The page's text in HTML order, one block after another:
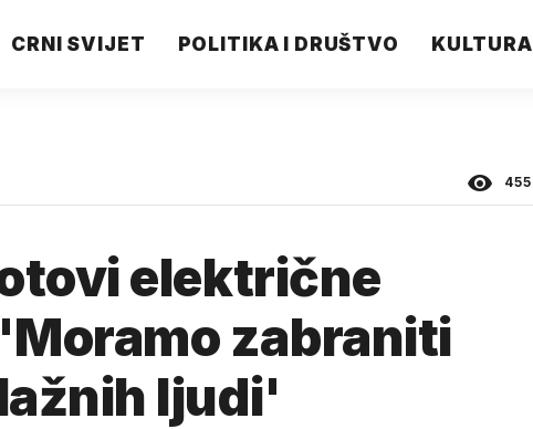
CRNI SVIJET POLITIKA I DRUŠTVO KULTURA
455
električne
zabraniti
ljudi'